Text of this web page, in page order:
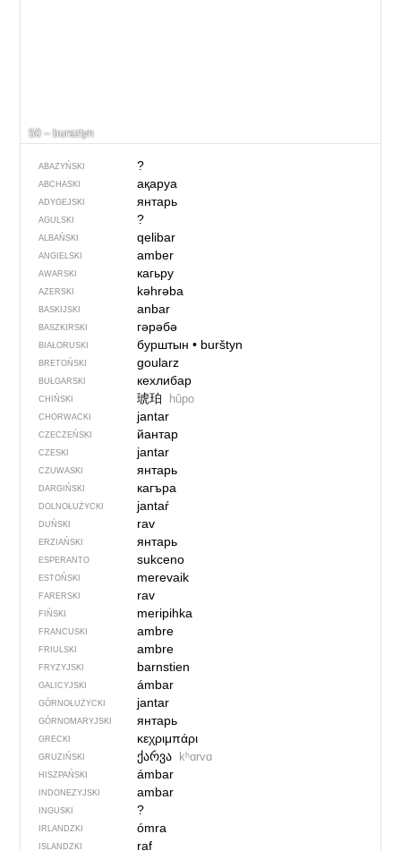
50 – bursztyn
ABAZYŃSKI ?
ABCHASKI ақаруа
ADYGEJSKI янтарь
AGULSKI ?
ALBAŃSKI qelibar
ANGIELSKI amber
AWARSKI кагьру
AZERSKI kəhrəba
BASKIJSKI anbar
BASZKIRSKI гәрәбә
BIAŁORUSKI бурштын• burštyn
BRETOŃSKI goularz
BUŁGARSKI кехлибар
CHIŃSKI 琥珀 hǔpo
CHORWACKI jantar
CZECZEŃSKI йантар
CZESKI jantar
CZUWASKI янтарь
DARGIŃSKI кагъра
DOLNOŁUŻYCKI jantaŕ
DUŃSKI rav
ERZIAŃSKI янтарь
ESPERANTO sukceno
ESTOŃSKI merevaik
FARERSKI rav
FIŃSKI meripihka
FRANCUSKI ambre
FRIULSKI ambre
FRYZYJSKI barnstien
GALICYJSKI ámbar
GÓRNOŁUŻYCKI jantar
GÓRNOMARYJSKI янтарь
GRECKI κεχριμπάρι
GRUZIŃSKI ქარვა kʰɑrvɑ
HISZPAŃSKI ámbar
INDONEZYJSKI ambar
INGUSKI ?
IRLANDZKI ómra
ISLANDZKI raf